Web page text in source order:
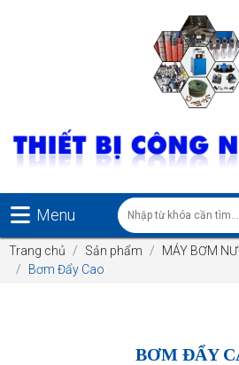
Menu
Trang chủ Sản phẩm
MÁY BƠM
Bơm Đẩy Cao
BƠM ĐẨY